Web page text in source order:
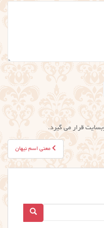
قرار می گیرد.
معنی اسم نیهان